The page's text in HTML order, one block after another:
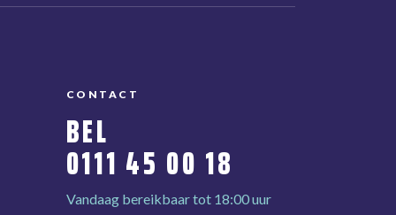
CONTACT
BEL
0111 45 00 18
Vandaag bereikbaar tot 18:00 uur